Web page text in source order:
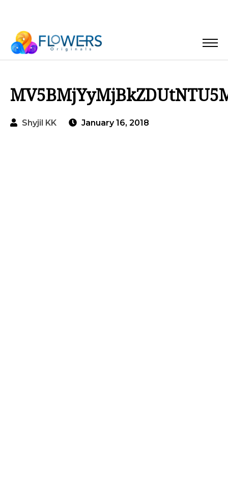
Shyjil KK January 16, 2018